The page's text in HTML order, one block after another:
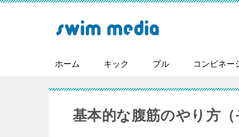
ホーム キック プル コンビネー
基本的な腹筋のやり方（